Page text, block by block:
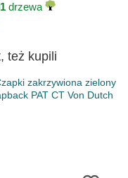
drzewa
też kupili